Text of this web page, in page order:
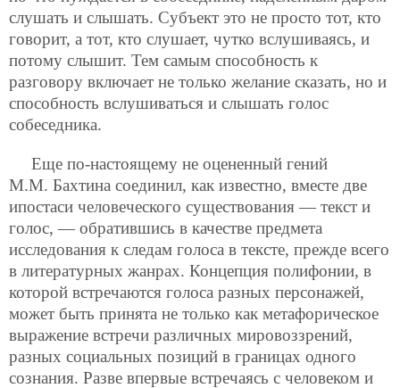
слушать и слышать. Субъект это не просто тот, кто
говорит, а тот, кто слушает, чутко вслушиваясь, и
потому слышит. Тем самым способность к
разговору включает не только желание сказать, но и
способность вслушиваться и слышать голос
собеседника.
Еще по-настоящему не оцененный гений
М.М. Бахтина соединил, как известно, вместе две
ипостаси человеческого существования — текст и
голос, — обратившись в качестве предмета
исследования к следам голоса в тексте, прежде всего
в литературных жанрах. Концепция полифонии, в
которой встречаются голоса разных персонажей,
может быть принята не только как метафорическое
выражение встречи различных мировоззрений,
разных социальных позиций в границах одного
сознания. Разве впервые встречаясь с человеком и